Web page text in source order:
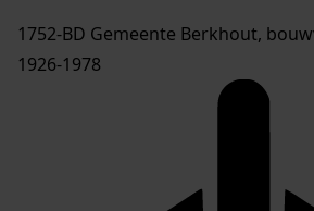
1752-BD Gemeente Berkhout,
1926-1978